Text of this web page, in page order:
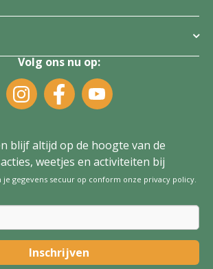
Volg ons nu op:
blijf altijd op de hoogte van de
weetjes en activiteiten bij
je gegevens secuur op conform onze privacy policy.